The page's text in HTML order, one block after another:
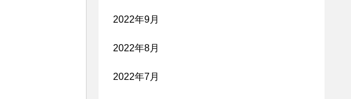
2022年9月
2022年8月
2022年7月